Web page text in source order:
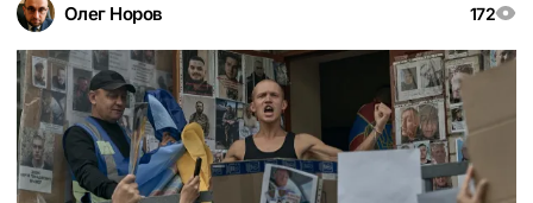
Олег Норов 172